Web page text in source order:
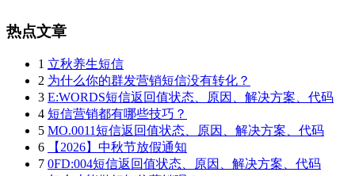
热点文章
1 立秋养生短信
2 为什么你的群发营销短信没有转化？
3 E:WORDS短信返回值状态、原因、解决方案、代码
4 短信营销都有哪些技巧？
5 MO.0011短信返回值状态、原因、解决方案、代码
6
【2026】中秋节放假通知
7 0FD:004短信返回值状态、原因、解决方案、代码